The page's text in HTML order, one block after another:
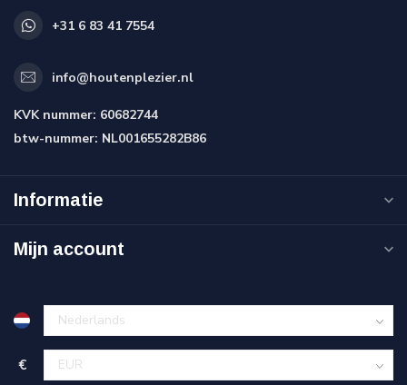
+31 6 83 41 7554
info@houtenplezier.nl
KVK nummer: 60682744
btw-nummer: NL001655282B86
Informatie
Mijn account
€